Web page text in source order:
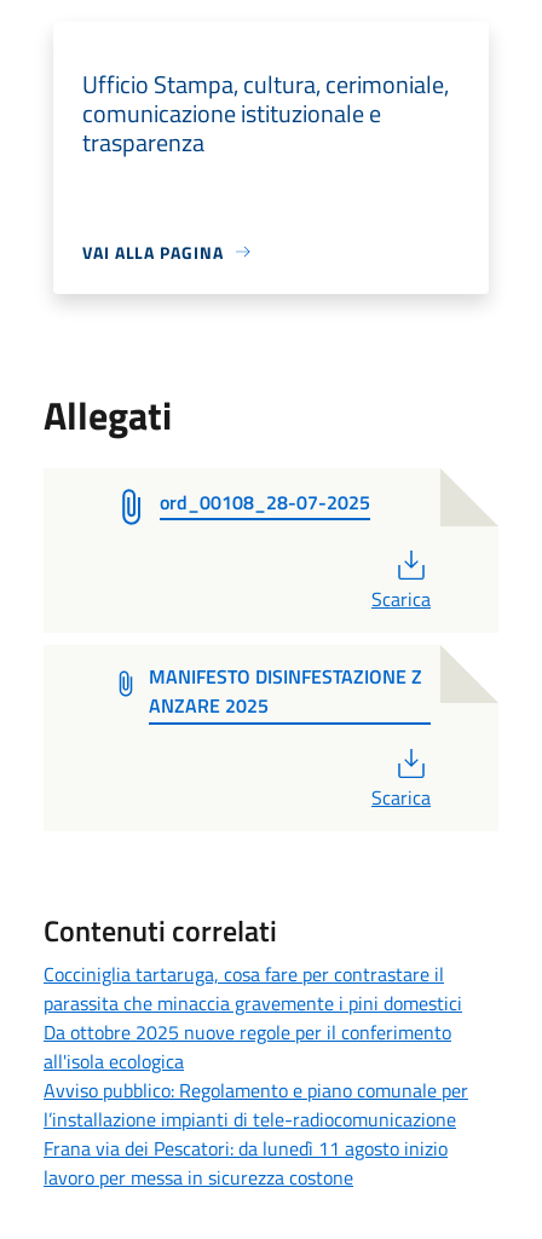
Ufficio Stampa, cultura, cerimoniale,
comunicazione istituzionale e
trasparenza
VAI ALLA PAGINA
Allegati
ord_00108_28-07-2025
Scarica
MANIFESTO DISINFESTAZIONE Z
ANZARE 2025
Scarica
Contenuti correlati
Cocciniglia tartaruga, cosa fare per contrastare il
parassita che minaccia gravemente i pini domestici
Da ottobre 2025 nuove regole per il conferimento
all'isola ecologica
Avviso pubblico: Regolamento e piano comunale per
l’installazione impianti di tele-radiocomunicazione
Frana via dei Pescatori: da lunedì 11 agosto inizio
lavoro per messa in sicurezza costone